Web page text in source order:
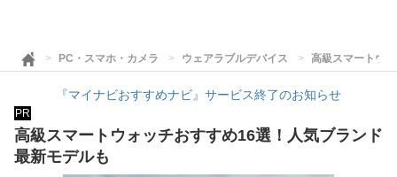
PC・スマホ・カメラ ウェアラブルデバイス 高級スマートウ
『マイナビおすすめナビ』サービス終了のお知らせ
PR
高級スマートウォッチおすすめ16選！人気ブランド
最新モデルも